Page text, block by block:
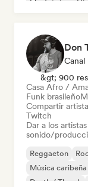
Electrónica
Don
&gt; 900
Casa Afro /
Funk brasileño
Compartir
Twitch
Dar a los
sonido/
Reggaeton
Música caribeña
Death / Thrash